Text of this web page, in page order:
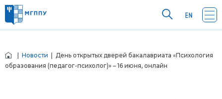
Новости | День открытых дверей бакалавриата «Психология
образования (педагог-психолог)» – 16 июня, онлайн